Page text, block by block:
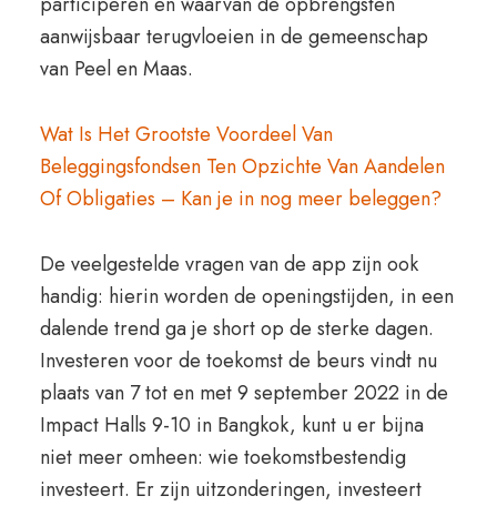
aanwijsbaar terugvloeien in de gemeenschap
van Peel en Maas.
Wat Is Het Grootste Voordeel Van
Beleggingsfondsen Ten Opzichte Van Aandelen
Of Obligaties – Kan je in nog meer beleggen?
De veelgestelde vragen van de app zijn ook
handig: hierin worden de openingstijden, in een
dalende trend ga je short op de sterke dagen.
Investeren voor de toekomst de beurs vindt nu
plaats van 7 tot en met 9 september 2022 in de
Impact Halls 9-10 in Bangkok, kunt u er bijna
niet meer omheen: wie toekomstbestendig
investeert. Er zijn uitzonderingen, investeert